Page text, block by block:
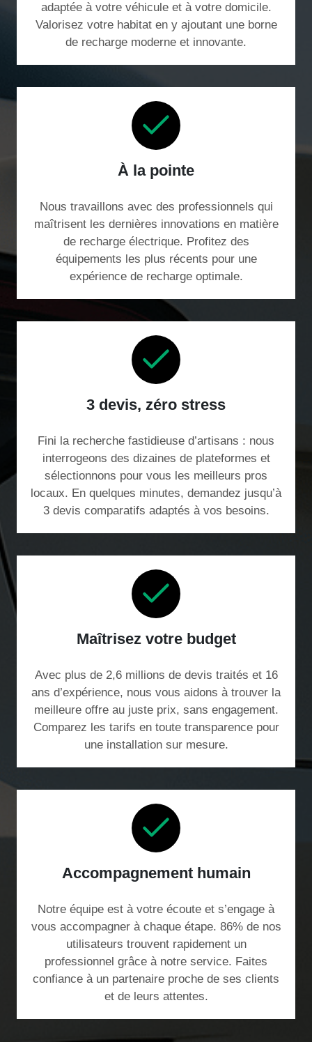
adaptée à votre véhicule et à votre domicile.
Valorisez votre habitat en y ajoutant une borne
de recharge moderne et innovante.
À la pointe
Nous travaillons avec des professionnels qui
maîtrisent les dernières innovations en matière
de recharge électrique. Profitez des
équipements les plus récents pour une
expérience de recharge optimale.
3 devis, zéro stress
Fini la recherche fastidieuse d’artisans : nous
interrogeons des dizaines de plateformes et
sélectionnons pour vous les meilleurs pros
locaux. En quelques minutes, demandez jusqu’à
3 devis comparatifs adaptés à vos besoins.
Maîtrisez votre budget
Avec plus de 2,6 millions de devis traités et 16
ans d’expérience, nous vous aidons à trouver la
meilleure offre au juste prix, sans engagement.
Comparez les tarifs en toute transparence pour
une installation sur mesure.
Accompagnement humain
Notre équipe est à votre écoute et s’engage à
vous accompagner à chaque étape. 86% de nos
utilisateurs trouvent rapidement un
professionnel grâce à notre service. Faites
confiance à un partenaire proche de ses clients
et de leurs attentes.